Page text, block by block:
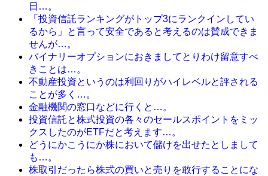
日…。
「投資信託ランキングがトップ3にランクインしてい
るから」と言って安全であると考えるのは賛成できま
せんが…。
バイナリーオプションにおきましてとりわけ留意すべ
きことは…。
不動産投資というのは利回りがハイレベルと評される
ことが多く…。
金融機関の窓口などに行くと…。
投資信託と株式投資の各々のセールスポイントをミッ
クスしたのがETFだと考えます…。
どうにかこうにか株において儲けを出せたとしまして
も…。
株取引だったら株式の買いと売りを敢行することにな